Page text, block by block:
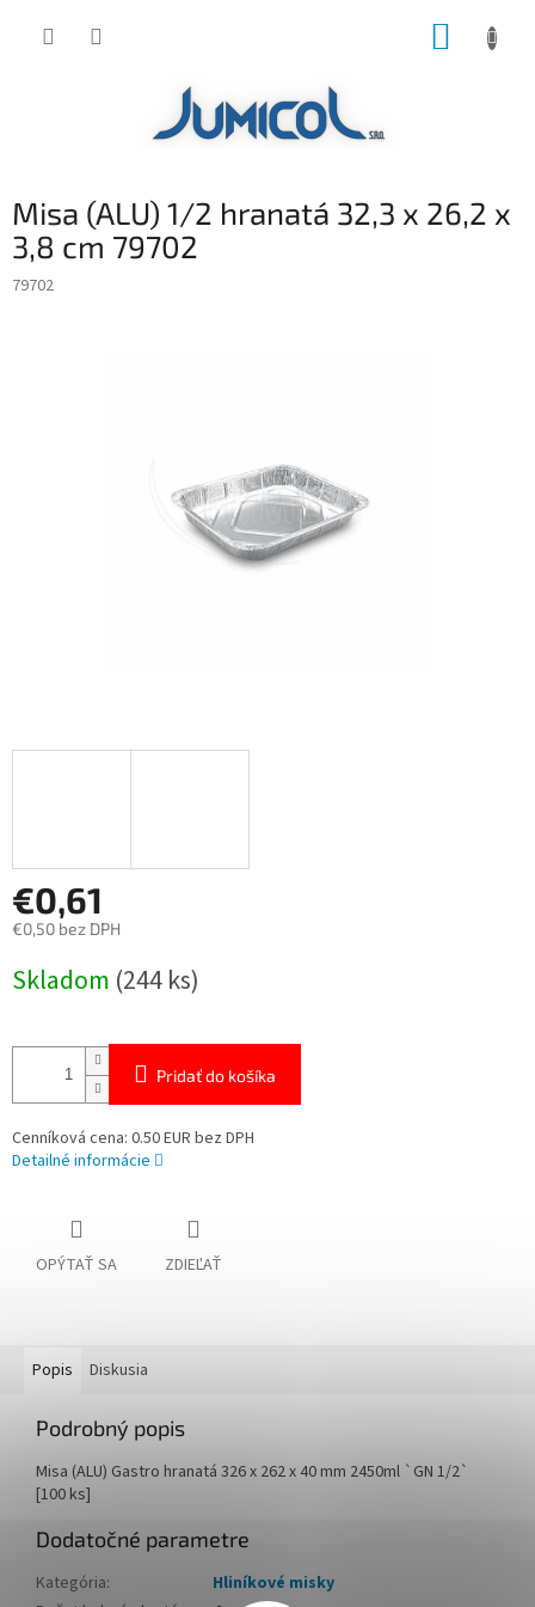
Misa (ALU) 1/2 hranatá 32,3 x 26,2 x
3,8 cm 79702
79702
€0,61
€0,50 bez DPH
cena:
Skladom (244 ks)
Pridať do košíka
Cenníková cena: 0.50 EUR bez DPH
Detailné informácie
OPÝTAŤ SA ZDIEĽAŤ
Popis Diskusia
Podrobný popis
Misa (ALU) Gastro hranatá 326 x 262 x 40 mm 2450ml `GN 1/2`
[100 ks]
Dodatočné parametre
Kategória:
Hliníkové misky